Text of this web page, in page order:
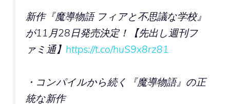
新作『魔導物語 フィアと不思議な学校』
が11月28日発売決定！【先出し週刊フ
ァミ通】 https://t.co/huS9x8rz81
・コンパイルから続く『魔導物語』の正
統な新作